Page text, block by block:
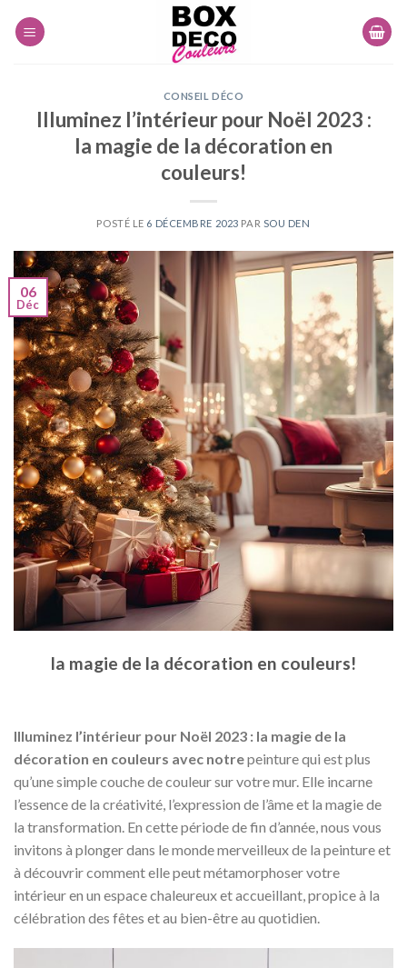
CONSEIL DÉCO
Illuminez l’intérieur pour Noël 2023 :
la magie de la décoration en
couleurs!
POSTÉ LE 6 DÉCEMBRE 2023 PAR SOU DEN
06
Déc
la magie de la décoration en couleurs!
Illuminez l’intérieur pour Noël 2023 : la magie de la
décoration en couleurs avec notrepeinture qui est plus
qu’une simple couche de couleur sur votre mur. Elle incarne
l’essence de la créativité, l’expression de l’âme et la magie de
la transformation. En cette période de fin d’année, nous vous
invitons à plonger dans le monde merveilleux de la peinture et
à découvrir comment elle peut métamorphoser votre
intérieur en un espace chaleureux et accueillant, propice à la
célébration des fêtes et au bien-être au quotidien.